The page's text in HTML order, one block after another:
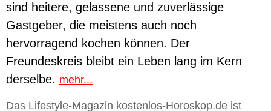
sind heitere, gelassene und zuverlässige
Gastgeber, die meistens auch noch
hervorragend kochen können. Der
Freundeskreis bleibt ein Leben lang im Kern
derselbe. mehr...
Das Lifestyle-Magazin kostenlos-Horoskop.de ist